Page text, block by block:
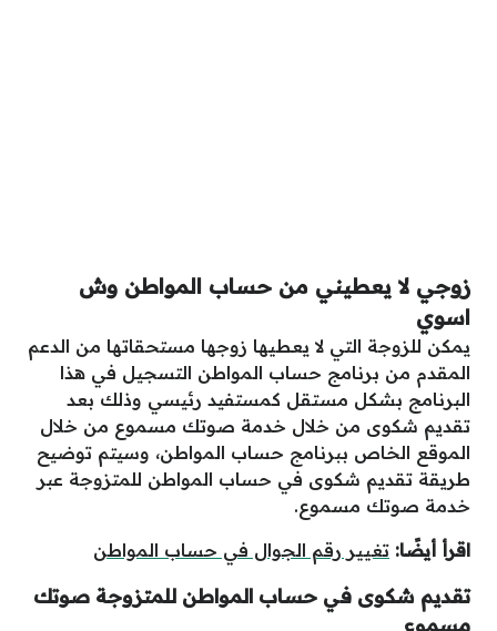
زوجي لا يعطيني من حساب المواطن وش
اسوي
يمكن للزوجة التي لا يعطيها زوجها مستحقاتها من الدعم
المقدم من برنامج حساب المواطن التسجيل في هذا
البرنامج بشكل مستقل كمستفيد رئيسي وذلك بعد
تقديم شكوى من خلال خدمة صوتك مسموع من خلال
الموقع الخاص ببرنامج حساب المواطن، وسيتم توضيح
طريقة تقديم شكوى في حساب المواطن للمتزوجة عبر
خدمة صوتك مسموع.
اقرأ أيضًا: تغيير رقم الجوال في حساب المواطن
تقديم شكوى في حساب المواطن للمتزوجة صوتك
مسموع